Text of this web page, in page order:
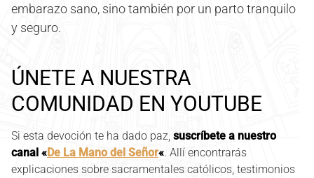
embarazo sano, sino también por un parto tranquilo
y seguro.
ÚNETE A NUESTRA
COMUNIDAD EN YOUTUBE
Si esta devoción te ha dado paz, suscríbete a nuestro
canal «De La Mano del Señor«. Allí encontrarás
explicaciones sobre sacramentales católicos, testimonios